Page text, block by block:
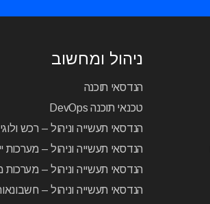
ניהול ומחשוב
הנדסאי תוכנה
טכנאי תוכנה DevOps
הנדסאי תעשייה וניהול – רכש
הנדסאי תעשייה וניהול – מערכות
הנדסאי תעשייה וניהול – מערכות
הנדסאי תעשייה וניהול –